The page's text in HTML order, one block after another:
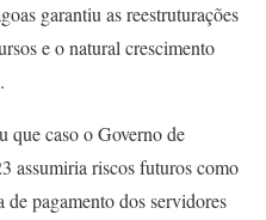
garantiu as reestruturações
e o natural crescimento
que caso o Governo de
assumiria riscos futuros como
de pagamento dos servidores